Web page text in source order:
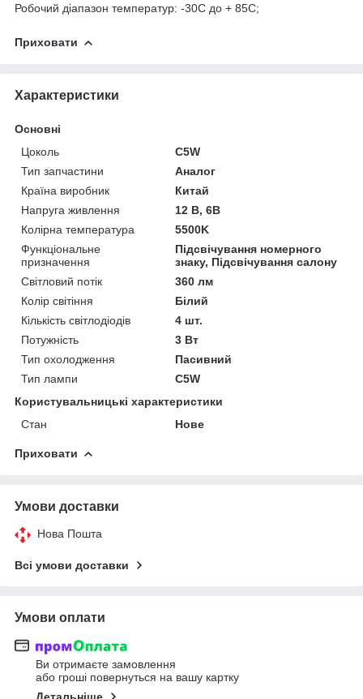
Робочий діапазон температур: -30С до + 85С;
Приховати
Характеристики
Основні
Цоколь
C5W
Тип запчастини
Аналог
Країна виробник
Китай
Напруга живлення
12 В, 6В
Колірна температура
5500K
Функціональне
призначення
Підсвічування номерного
знаку, Підсвічування салону
Світловий потік
360 лм
Колір світіння
Білий
Кількість світлодіодів
4 шт.
Потужність
3 Вт
Тип охолодження
Пасивний
Тип лампи
C5W
Користувальницькі характеристики
Стан
Нове
Приховати
Умови доставки
Нова Пошта
Всі умови доставки
Умови оплати
Ви отримаєте замовлення
або гроші повернуться на вашу картку